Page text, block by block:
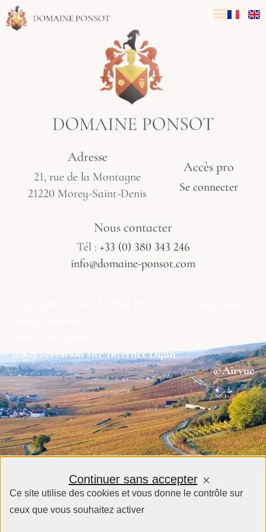
Adresse
21, rue de la Montagne
21220 Morey-Saint-Denis
Accès pro
Se connecter
Nous contacter
Tél : +33 (0) 380 343 246
info@domaine-ponsot.com
BWA : création site Internet Dijon
©Airvue
Ce site utilise des cookies et vous donne le contrôle sur
ceux que vous souhaitez activer
Continuer sans accepter